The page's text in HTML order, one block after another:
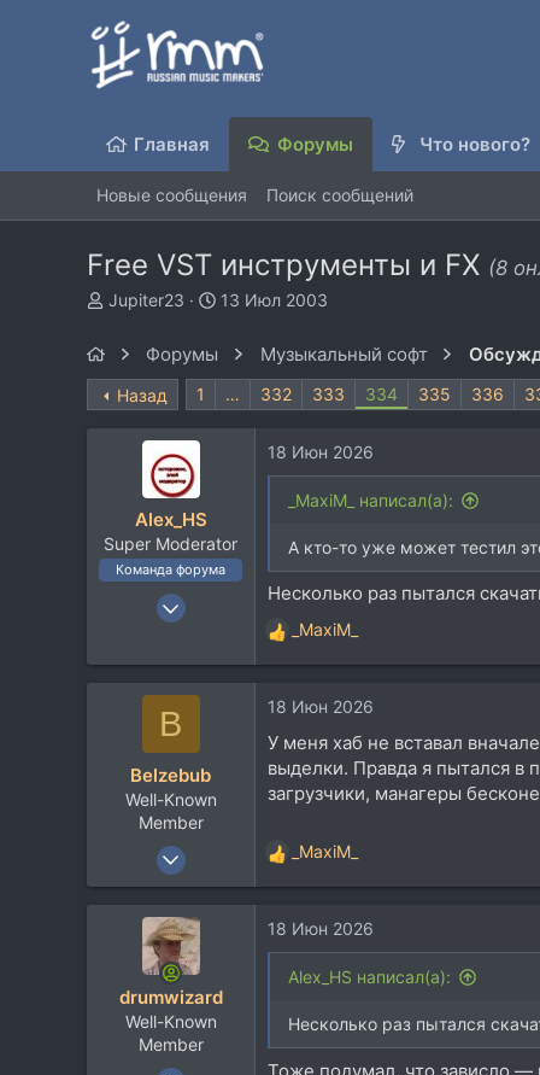
Главная Форумы Что нового?
Новые сообщения Поиск сообщений
Free VST инструменты и FX (8
А
р
т
Jupiter23
Д
а
13 Июл 2003
Форумы Музыкальный софт
Назад 1 … 332 333 334 335 336
Alex_HS
Super Moderator
Команда форума
19 Ноя 2002
33.735
Москва
18 Июн 2026
_MaxiM_ написал(а):
А кто-то уже может тестил
Несколько раз пытался
Р
е
к
и
и
:
_MaxiM_
B
Belzebub
Well-Known
Member
29 Апр 2008
603
18 Июн 2026
У меня хаб не вставал
выделки. Правда я пытался в
загрузчики, манагеры
Р
е
к
ц
_MaxiM_
drumwizard
Well-Known
Member
18 Июн 2026
Alex_HS написал(а):
Несколько раз пытался